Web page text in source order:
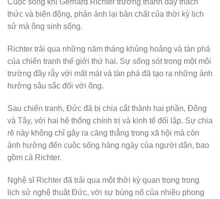
thức và biến động, phản ánh lại bản chất của thời kỳ lịch
sử mà ông sinh sống.
Richter trải qua những năm tháng khủng hoảng và tàn phá
của chiến tranh thế giới thứ hai. Sự sống sót trong một môi
trường đầy rẫy với mất mát và tàn phá đã tạo ra những ảnh
hưởng sâu sắc đối với ông.
Sau chiến tranh, Đức đã bị chia cắt thành hai phần, Đông
và Tây, với hai hệ thống chính trị và kinh tế đối lập. Sự chia
rẽ này không chỉ gây ra căng thẳng trong xã hội mà còn
ảnh hưởng đến cuộc sống hàng ngày của người dân, bao
gồm cả Richter.
Nghệ sĩ Richter đã trải qua một thời kỳ quan trọng trong
lịch sử nghệ thuật Đức, với sự bùng nổ của nhiều phong